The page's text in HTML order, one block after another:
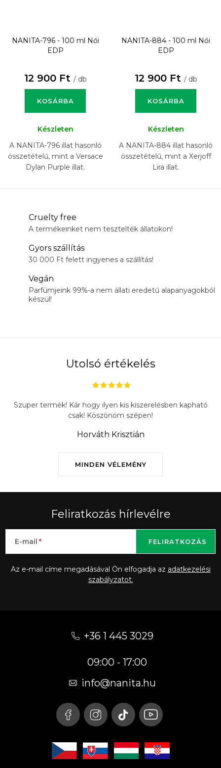
NANITA-796 - 100 ml Női
EDP
12 900 Ft / db
KOSÁRBA
Készleten
A NANITA-796 illat hasonló
összetételű, mint a Versace
Dylan Purple illat.
NANITA-884 - 100 ml Női
EDP
12 900 Ft / db
KOSÁRBA
Készleten
A NANITA-884 illat hasonló
összetételű, mint a Xerjoff
Lira illat.
Cruelty free
A termékeinket nem tesztelték állatokon!
Gyors szállítás
30 000 Ft felett ingyenes a szállítás!
Vegán
Parfümjeink 99%-a nem állati eredetű alapanyagokból
készül!
Utolsó értékelés
MINDEN VÉLEMÉNY
Szuper termék! Kár hogy ilyen kis kiszerelésben kapható
csak! Köszönöm szépen!
Horváth Krisztián
Feliratkozás hírlevélre
E-mail
Az e-mail címe megadásával Ön elfogadja az adatkezelési
szabályzatot.
FELIRATKOZÁS
+36 1 445 3029
09:00 - 17:00
info@nanita.hu